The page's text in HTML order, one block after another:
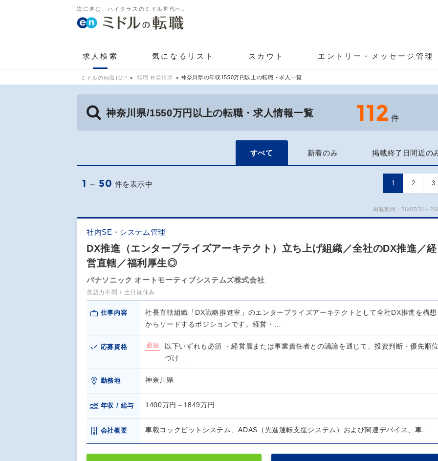
次に進む、ハイクラスのミドル世代へ。
求人検索 気になるリスト スカウト エントリー・メッセージ管理
ミドルの転職TOP 転職 神奈川県 神奈川県の年収1550万円以上の転職・求人一覧
神奈川県/1550万円以上の転職・求人情報一覧 112 件
すべて 新着のみ 掲載終了日間近の
1 ～ 50 件を表示中 1 2 3
掲載期間：26/07/31～
社内SE・システム管理
DX推進（エンタープライズアーキテクト）立ち上げ組織／全社のDX推進／経
営直轄／福利厚生◎
パナソニック オートモーティブシステムズ株式会社
英語力不問 土日祝休み
仕事内容
社長直轄組織「DX戦略推進室」のエンタープライズアーキテクトとして全社DX推進を構想
からリードするポジションです。経営・…
応募資格 必須
以下いずれも必須 ・経営層または事業責任者との議論を通じて、投資判断・優先順
づけ…
勤務地 神奈川県
年収 / 給与 1400万円～1849万円
会社概要 車載コックピットシステム、ADAS（先進運転支援システム）および関連デバイス、車…